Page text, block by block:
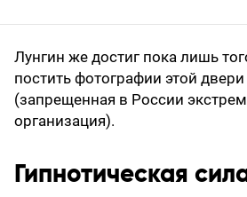
Лунгин же достиг пока лишь
постить фотографии этой
(запрещенная в России
организация).
Гипнотическая